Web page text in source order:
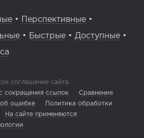
• Перспективные •
• Быстрые • Доступные •
соглашение сайта
сокращения ссылок
Сравнение
ошибке
Политика обработки
На сайте применяются